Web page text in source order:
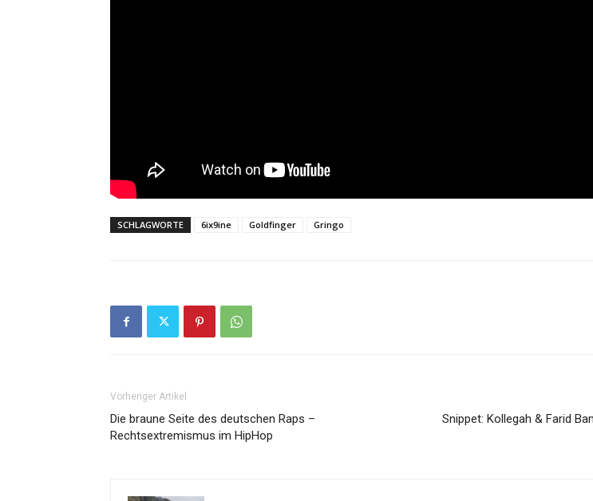
SCHLAGWORTE 6ix9ine Goldfinger Gringo
Vorheriger Artikel
Die braune Seite des deutschen Raps –
Rechtsextremismus im HipHop
Snippet: Kollegah & Farid